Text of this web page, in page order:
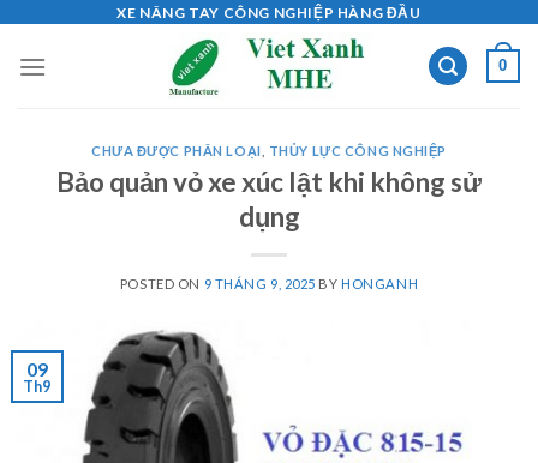
content
XE NÂNG TAY CÔNG NGHIỆP HÀNG ĐẦU
0
CHƯA ĐƯỢC PHÂN LOẠI THỦY LỰC CÔNG NGHIỆP
Bảo quản vỏ xe xúc lật khi không sử
dụng
POSTED ON 9 THÁNG 9, 2025 BYHONGANH
09
Th9